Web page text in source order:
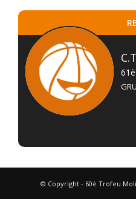
© Copyright - 60è Trofeu